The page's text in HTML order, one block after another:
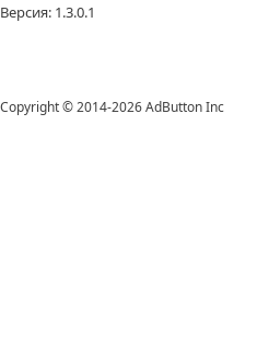
Версия: 1.3.0.1
Copyright © 2014-2026 AdButton Inc